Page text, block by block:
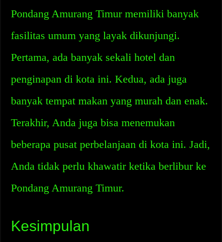
Pondang Amurang Timur memiliki banyak
fasilitas umum yang layak dikunjungi.
Pertama, ada banyak sekali hotel dan
penginapan di kota ini. Kedua, ada juga
banyak tempat makan yang murah dan enak.
Terakhir, Anda juga bisa menemukan
beberapa pusat perbelanjaan di kota ini. Jadi,
Anda tidak perlu khawatir ketika berlibur ke
Pondang Amurang Timur.
Kesimpulan